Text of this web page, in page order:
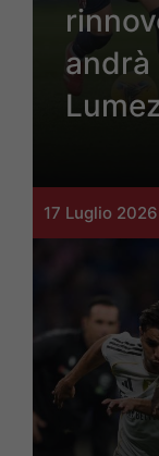
andrà
17 Luglio